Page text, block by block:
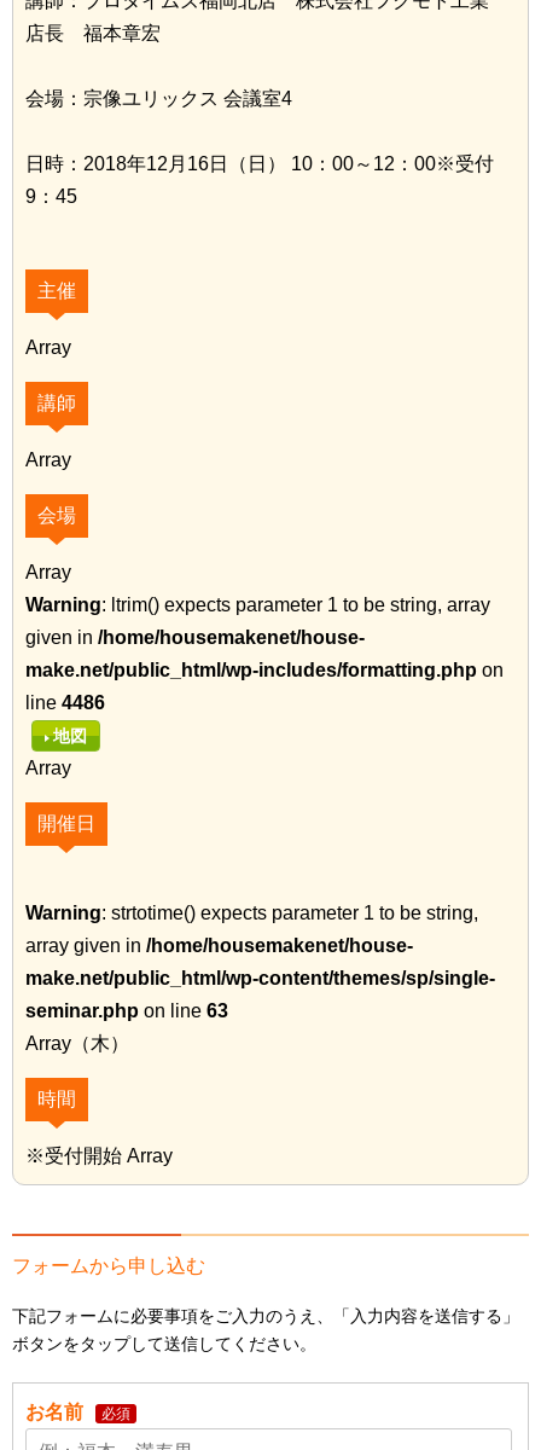
店長 福本章宏
会場：宗像ユリックス 会議室4
日時：2018年12月16日（日） 10：00～12：00※受付
9：45
主催
Array
講師
Array
会場
Array
Warning: ltrim() expects parameter 1 to be string, array
given in /home/housemakenet/house-
make.net/public_html/wp-includes/formatting.php on
line 4486
地図
Array
開催日
Warning: strtotime() expects parameter 1 to be string,
array given in /home/housemakenet/house-
make.net/public_html/wp-content/themes/sp/single-
seminar.php on line 63
Array（木）
時間
※受付開始 Array
フォームから申し込む
下記フォームに必要事項をご入力のうえ、「入力内容を送信する」
ボタンをタップして送信してください。
お名前 必須